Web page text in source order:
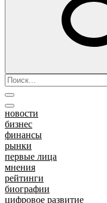
новости
бизнес
финансы
рынки
первые лица
мнения
рейтинги
биографии
цифровое развитие